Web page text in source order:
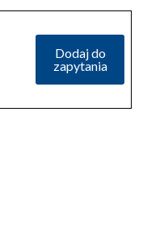
Dodaj do
zapytania